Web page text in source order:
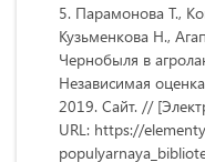
Парамонова Т.,
Кузьменкова Н.,
Чернобыля в
Независимая
2019. Сайт. //
URL: https://